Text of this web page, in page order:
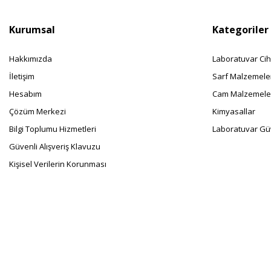
Kurumsal
Hakkımızda
İletişim
Hesabım
Çözüm Merkezi
Bilgi Toplumu Hizmetleri
Güvenli Alışveriş Klavuzu
Kişisel Verilerin Korunması
Kategoriler
Laboratuvar
Sarf
Cam
Kimyasallar
Laboratuvar